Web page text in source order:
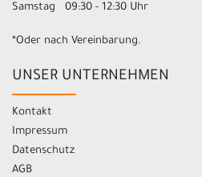
Samstag 09:30 - 12:30 Uhr
*Oder nach Vereinbarung.
UNSER UNTERNEHMEN
Kontakt
Impressum
Datenschutz
AGB